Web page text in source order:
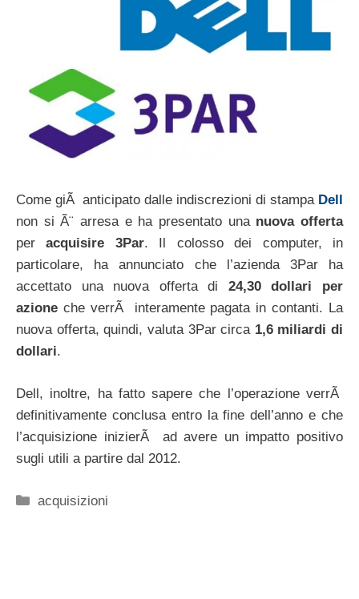
Come giÃ anticipato dalle indiscrezioni di stampa Dell
non si Ã¨ arresa e ha presentato una nuova offerta
peracquisire 3Par. Il colosso dei computer, in
particolare, ha annunciato che l’azienda 3Par ha
accettato una nuova offerta di 24,30 dollari per
azione che verrÃ interamente pagata in contanti. La
nuova offerta, quindi, valuta 3Par circa 1,6 miliardi di
dollari.
Dell, inoltre, ha fatto sapere che l’operazione verrÃ
definitivamente conclusa entro la fine dell’anno e che
l’acquisizione inizierÃ ad avere un impatto positivo
sugli utili a partire dal 2012.
Categorie
acquisizioni